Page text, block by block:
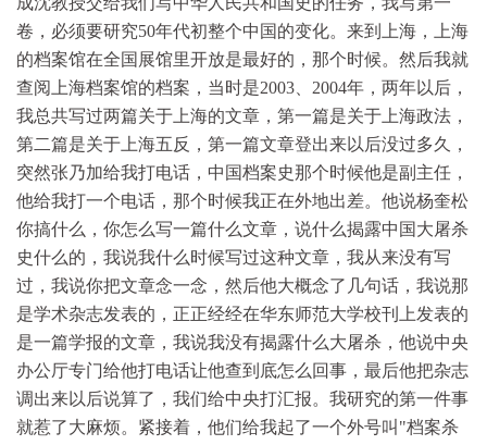
卷，必须要研究50年代初整个中国的变化。来到上海，上海
的档案馆在全国展馆里开放是最好的，那个时候。然后我就
查阅上海档案馆的档案，当时是2003、2004年，两年以后，
我总共写过两篇关于上海的文章，第一篇是关于上海政法，
第二篇是关于上海五反，第一篇文章登出来以后没过多久，
突然张乃加给我打电话，中国档案史那个时候他是副主任，
他给我打一个电话，那个时候我正在外地出差。他说杨奎松
你搞什么，你怎么写一篇什么文章，说什么揭露中国大屠杀
史什么的，我说我什么时候写过这种文章，我从来没有写
过，我说你把文章念一念，然后他大概念了几句话，我说那
是学术杂志发表的，正正经经在华东师范大学校刊上发表的
是一篇学报的文章，我说我没有揭露什么大屠杀，他说中央
办公厅专门给他打电话让他查到底怎么回事，最后他把杂志
调出来以后说算了，我们给中央打汇报。我研究的第一件事
就惹了大麻烦。紧接着，他们给我起了一个外号叫"档案杀